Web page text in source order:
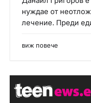
нуждае от
лечение. Преди
виж повече